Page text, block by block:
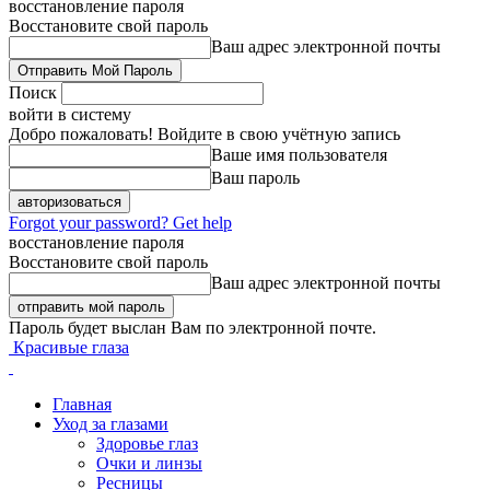
восстановление пароля
Восстановите свой пароль
Ваш адрес электронной почты
Поиск
войти в систему
Добро пожаловать! Войдите в свою учётную запись
Ваше имя пользователя
Ваш пароль
Forgot your password? Get help
восстановление пароля
Восстановите свой пароль
Ваш адрес электронной почты
Пароль будет выслан Вам по электронной почте.
Красивые глаза
Главная
Уход за глазами
Здоровье глаз
Очки и линзы
Ресницы